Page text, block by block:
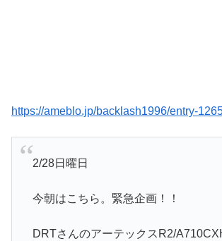
https://ameblo.jp/backlash1996/entry-
2/28日曜日
今朝はこちら。緊急企画！！
DRTさんのアーテックスR2/